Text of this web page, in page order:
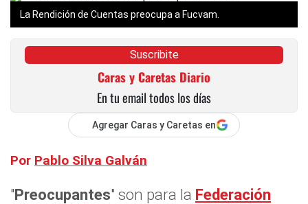
La Rendición de Cuentas preocupa a Fucvam.
Suscribite
Caras y Caretas Diario
En tu email todos los días
Agregar Caras y Caretas en
Por Pablo Silva Galván
"Preocupantes" son para la Federación